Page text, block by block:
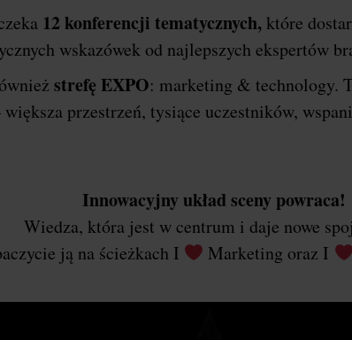
12 konferencji tematycznych,które
wskazówek od najlepszych ekspertów
strefę EXPO: marketing & technology.
przestrzeń, tysiące uczestników,
Innowacyjny układ sceny powraca!
Wiedza, która jest w centrum i daje nowe
ją na ścieżkach I
Marketing oraz I